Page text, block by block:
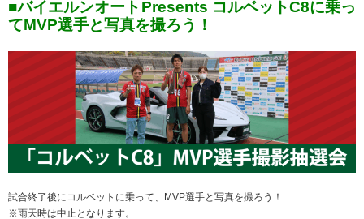
■バイエルンオートPresents コルベットC8に乗っ
てMVP選手と写真を撮ろう！
試合終了後にコルベットに乗って、MVP選手と写真を撮ろう！
※雨天時は中止となります。